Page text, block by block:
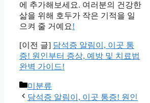
에 추가해보세요. 여러분의 건강한
삶을 위해 호두가 작은 기적을 일
으켜 줄 거예요!
[이전 글] 담석증 알림이, 이곳 통
증! 원인부터 증상, 예방 및 치료법
완벽 가이드!
Categories
미분류
담석증 알림이, 이곳 통증! 원인